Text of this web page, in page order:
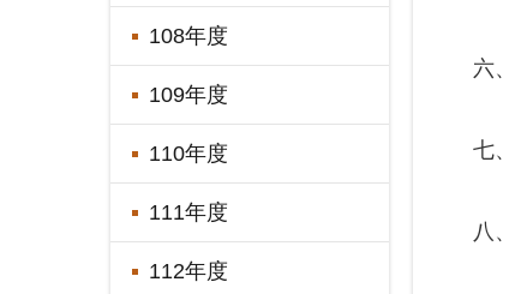
108年度
109年度
110年度
111年度
112年度
六、
七、
八、